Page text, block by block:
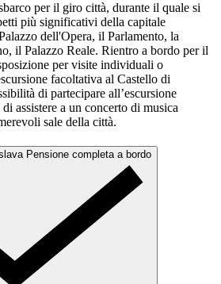
per il giro città, durante il quale si
più significativi della capitale
dell'Opera, il Parlamento, la
il Palazzo Reale. Rientro a bordo per il
per visite individuali o
facoltativa al Castello di
di partecipare all’escursione
assistere a un concerto di musica
sale della città.
Pensione completa a bordo